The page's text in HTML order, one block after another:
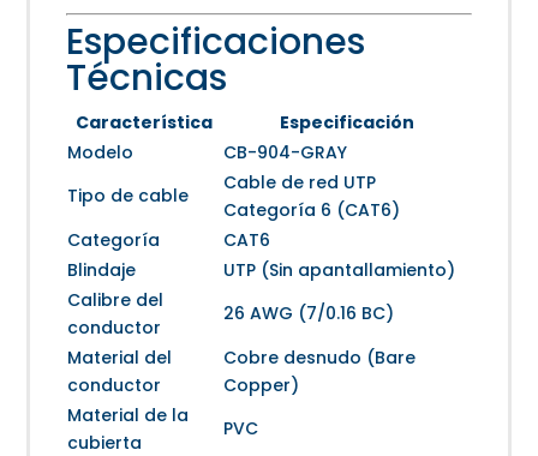
Especificaciones
Técnicas
Característica
Especificación
Modelo
CB-904-GRAY
Tipo de cable
Cable de red UTP
Categoría 6 (CAT6)
Categoría
CAT6
Blindaje
UTP (Sin apantallamiento)
Calibre del
conductor
26 AWG (7/0.16 BC)
Material del
conductor
Cobre desnudo (Bare
Copper)
Material de la
cubierta
PVC